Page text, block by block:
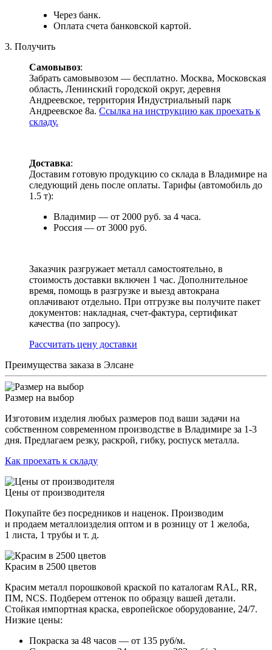
Через банк.
Оплата счета банковской картой.
3. Получить
Самовывоз:
Забрать самовывозом — бесплатно. Москва, Московская
область, Ленинский городской округ, деревня
Андреевское, территория Индустриальный парк
Андреевское 8а. Ссылка на инструкцию как проехать к
складу.
Доставка:
Доставим готовую продукцию со склада в Владимире на
следующий день после оплаты. Тарифы (автомобиль до
1.5 т):
Владимир — от 2000 руб. за 4 часа.
Россия — от 3000 руб.
Заказчик разгружает металл самостоятельно, в
стоимость доставки включен 1 час. Дополнительное
время, помощь в разгрузке и выезд автокрана
оплачивают отдельно. При отгрузке вы получите пакет
документов: накладная, счет-фактура, сертификат
качества (по запросу).
Раcсчитать цену доставки
Преимущества заказа в Элсане
Размер на выбор
Изготовим изделия любых размеров под ваши задачи на
собственном современном производстве в Владимире за 1-3
дня. Предлагаем резку, раскрой, гибку, роспуск металла.
Как проехать к складу
Цены от производителя
Покупайте без посредников и наценок. Производим
и продаем металлоизделия оптом и в розницу от 1 желоба,
1 листа, 1 трубы и т. д.
Красим в 2500 цветов
Красим металл порошковой краской по каталогам RAL, RR,
ПМ, NCS. Подберем оттенок по образцу вашей детали.
Стойкая импортная краска, европейское оборудование, 24/7.
Низкие цены:
Покраска за 48 часов — от 135 руб/м.